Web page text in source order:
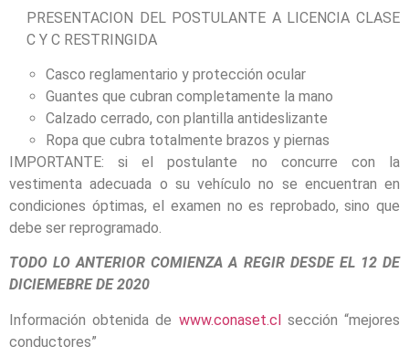
PRESENTACION DEL POSTULANTE A LICENCIA CLASE
C Y C RESTRINGIDA
Casco reglamentario y protección ocular
Guantes que cubran completamente la mano
Calzado cerrado, con plantilla antideslizante
Ropa que cubra totalmente brazos y piernas
IMPORTANTE: si el postulante no concurre con la
vestimenta adecuada o su vehículo no se encuentran en
condiciones óptimas, el examen no es reprobado, sino que
debe ser reprogramado.
TODO LO ANTERIOR COMIENZA A REGIR DESDE EL 12 DE
DICIEMEBRE DE 2020
Información obtenida de www.conaset.clsección “mejores
conductores”